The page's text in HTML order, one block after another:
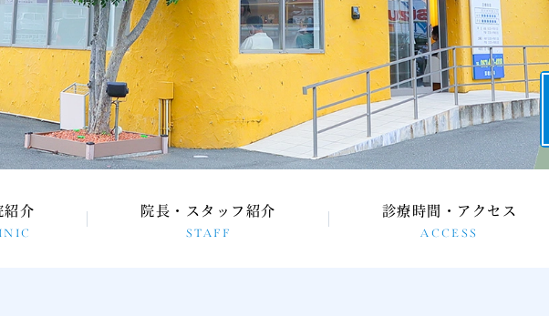
紹介 院長・スタッフ紹介
STAFF
診療時間・アクセス
ACCESS